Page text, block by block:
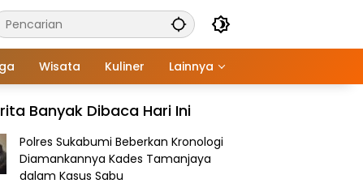
Wisata Kuliner Lainnya
Banyak Dibaca Hari Ini
Polres Sukabumi Beberkan Kronologi
Diamankannya Kades Tamanjaya
dalam Kasus Sabu